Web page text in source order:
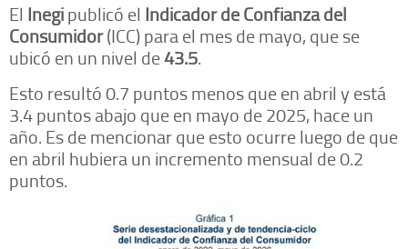
El Inegipublicó el Indicador de Confianza del
Consumidor(ICC) para el mes de mayo, que se
ubicó en un nivel de43.5.
Esto resultó 0.7 puntos menos que en abril y está
3.4 puntos abajo que en mayo de 2025, hace un
año. Es de mencionar que esto ocurre luego de que
en abril hubiera un incremento mensual de 0.2
puntos.